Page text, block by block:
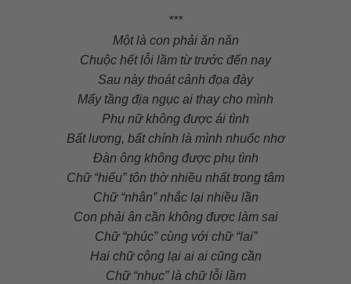
***
Một là con phải ăn năn
Chuộc hết lỗi lầm từ trước đến nay
Sau này thoát cảnh đọa đày
Mấy tầng địa ngục ai thay cho mình
Phụ nữ không được ái tình
Bất lương, bất chính là mình nhuốc nhơ
Đàn ông không được phụ tình
Chữ “hiếu” tôn thờ nhiều nhất trong tâm
Chữ “nhân” nhắc lại nhiều lần
Con phải ân cần không được làm sai
Chữ “phúc” cùng với chữ “lai”
Hai chữ cộng lại ai ai cũng cần
Chữ “nhục” là chữ lỗi lầm